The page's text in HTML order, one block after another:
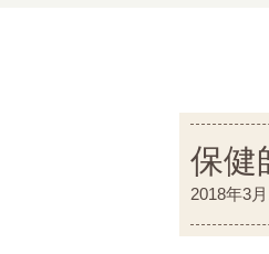
保健
2018年3